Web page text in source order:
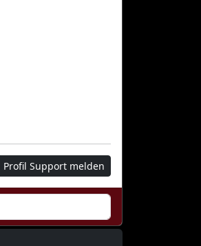
Profil Support melden